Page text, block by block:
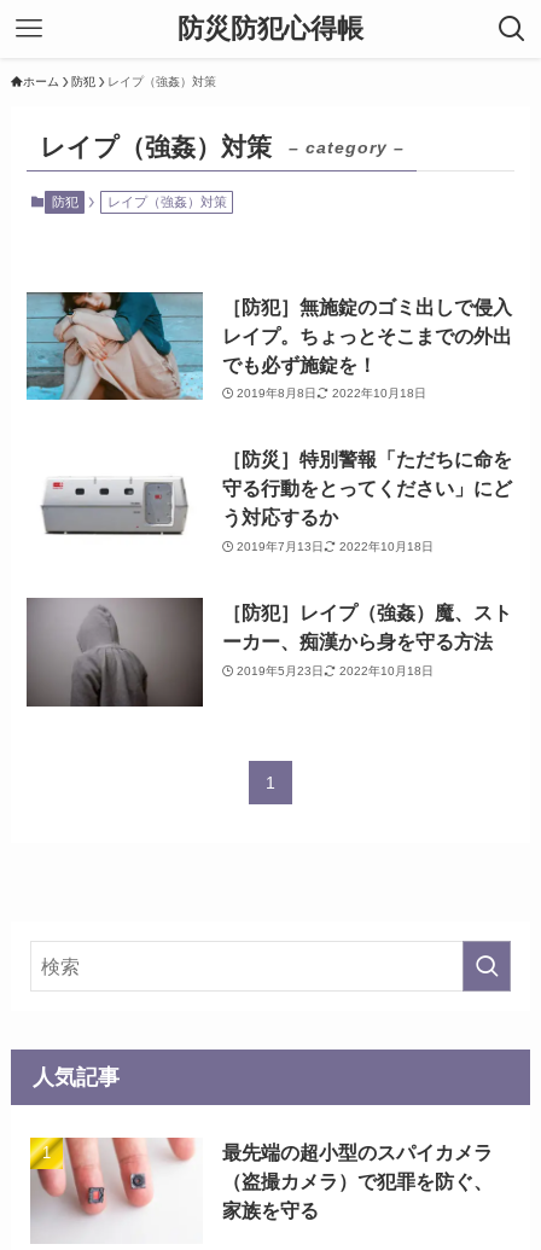
防災防犯心得帳
ホーム 防犯 レイプ（強姦）対策
レイプ（強姦）対策 – category –
防犯 レイプ（強姦）対策
［防犯］無施錠のゴミ出しで侵入
レイプ。ちょっとそこまでの外出
でも必ず施錠を！
2019年8月8日 2022年10月18日
［防災］特別警報「ただちに命を
守る行動をとってください」にど
う対応するか
2019年7月13日 2022年10月18日
［防犯］レイプ（強姦）魔、スト
ーカー、痴漢から身を守る方法
2019年5月23日 2022年10月18日
1
人気記事
最先端の超小型のスパイカメラ
（盗撮カメラ）で犯罪を防ぐ、
家族を守る